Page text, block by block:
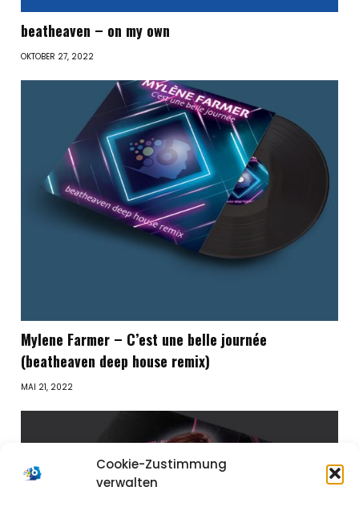
Cookie-Zustimmung
verwalten
beatheaven – on my own
OKTOBER 27, 2022
Mylene Farmer – C’est une belle journée
(beatheaven deep house remix)
MAI 21, 2022